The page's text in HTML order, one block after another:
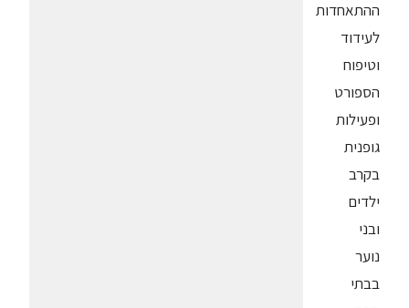
ההתאחדות
לעידוד
וטיפוח
הספורט
ופעילות
גופנית
בקרב
ילדים
ובני
נוער
בבתי